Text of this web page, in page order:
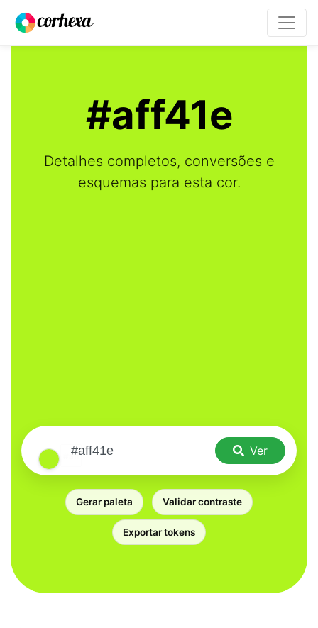
#aff41e
Detalhes completos, conversões e
esquemas para esta cor.
Ver
Gerar paleta Validar contraste
Exportar tokens